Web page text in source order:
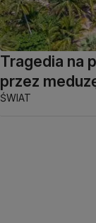
Tragedia na
przez
ŚWIAT